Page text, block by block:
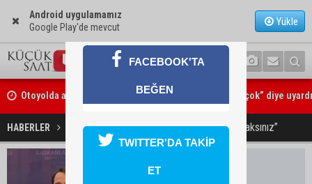
Android uygulamamız
Google Play'de mevcut
Yükle
Otoyolda akılalmaz olay: Önce çaldılar, sonra “Hırsız çok” diye
Müzeyyen Şevkin: “Mısırın alım fiyatı en az 17 lira olarak
HABERLER EKONOMİ “Temsa’dan güzel haber alacaksınız”
FACEBOOK'TA
BEĞEN
TWITTER'DA TAKİP
ET